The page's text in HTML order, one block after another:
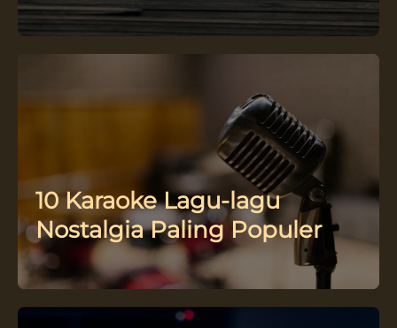
10 Karaoke Lagu-lagu
Nostalgia Paling Populer